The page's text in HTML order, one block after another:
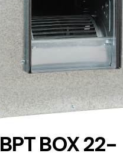
DETAILS
BPT BOX 22-